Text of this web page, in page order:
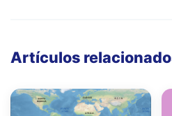
Artículos